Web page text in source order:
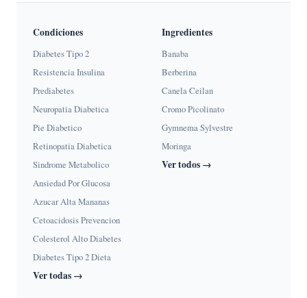
Condiciones
Diabetes Tipo 2
Resistencia Insulina
Prediabetes
Neuropatia Diabetica
Pie Diabetico
Retinopatia Diabetica
Sindrome Metabolico
Ansiedad Por Glucosa
Azucar Alta Mananas
Cetoacidosis Prevencion
Colesterol Alto Diabetes
Diabetes Tipo 2 Dieta
Ver todas →
Ingredientes
Banaba
Berberina
Canela Ceilan
Cromo Picolinato
Gymnema Sylvestre
Moringa
Ver todos →